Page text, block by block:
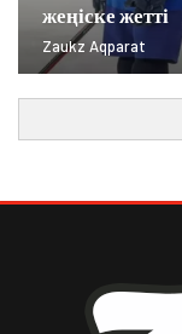
жеңіске жетті
Zaukz Aqparat